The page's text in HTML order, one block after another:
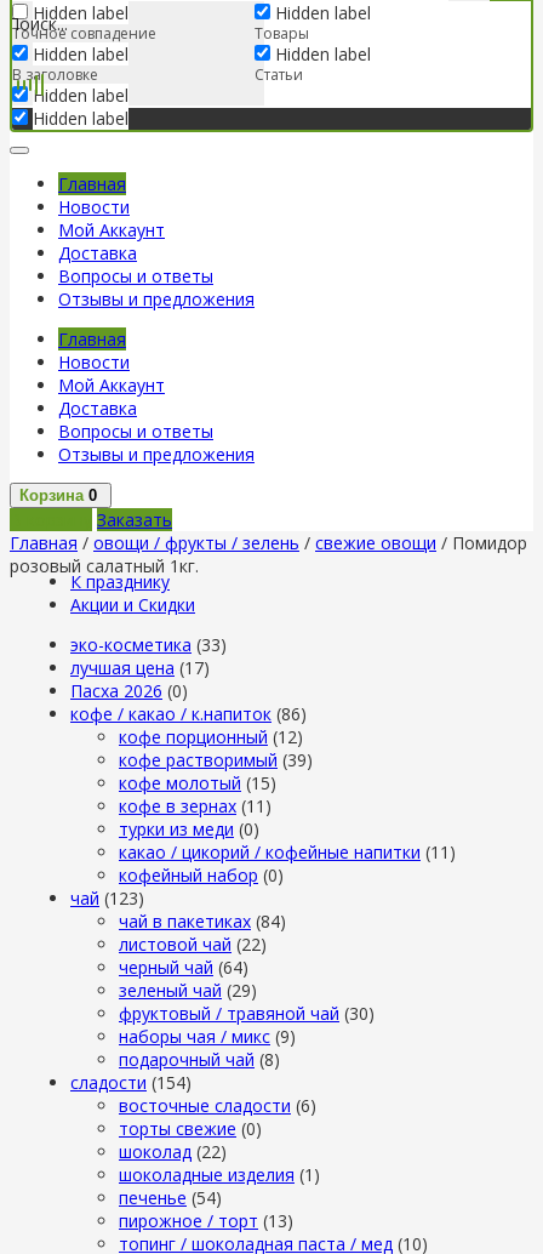
Hidden label
Точное совпадение
Hidden label
В заголовке
Hidden label
Hidden label
Hidden label
Товары
Hidden label
Статьи
Главная
Новости
Мой Аккаунт
Доставка
Вопросы и ответы
Отзывы и предложения
Главная
Новости
Мой Аккаунт
Доставка
Вопросы и ответы
Отзывы и предложения
Корзина 0
Заказать
Главная / овощи / фрукты / зелень / свежие овощи / Помидор
розовый салатный 1кг.
К празднику
Акции и Скидки
эко-косметика (33)
лучшая цена (17)
Пасха 2026 (0)
кофе / какао / к.напиток (86)
кофе порционный (12)
кофе растворимый (39)
кофе молотый (15)
кофе в зернах (11)
турки из меди (0)
какао / цикорий / кофейные напитки (11)
кофейный набор (0)
чай (123)
чай в пакетиках (84)
листовой чай (22)
черный чай (64)
зеленый чай (29)
фруктовый / травяной чай (30)
наборы чая / микс (9)
подарочный чай (8)
сладости (154)
восточные сладости (6)
торты свежие (0)
шоколад (22)
шоколадные изделия (1)
печенье (54)
пирожное / торт (13)
топинг / шоколадная паста / мед (10)